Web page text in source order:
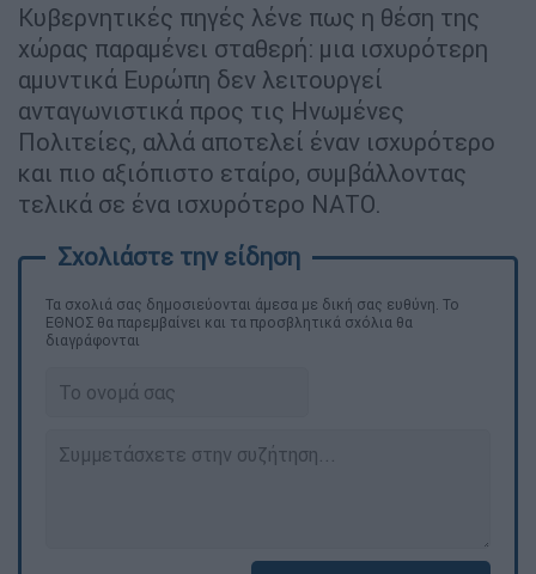
Κυβερνητικές πηγές λένε πως η θέση της
χώρας παραμένει σταθερή: μια ισχυρότερη
αμυντικά Ευρώπη δεν λειτουργεί
ανταγωνιστικά προς τις Ηνωμένες
Πολιτείες, αλλά αποτελεί έναν ισχυρότερο
και πιο αξιόπιστο εταίρο, συμβάλλοντας
τελικά σε ένα ισχυρότερο ΝΑΤΟ.
Τα σχολιά σας δημοσιεύονται άμεσα με δική σας ευθύνη. Το
ΕΘΝΟΣ θα παρεμβαίνει και τα προσβλητικά σχόλια θα
διαγράφονται